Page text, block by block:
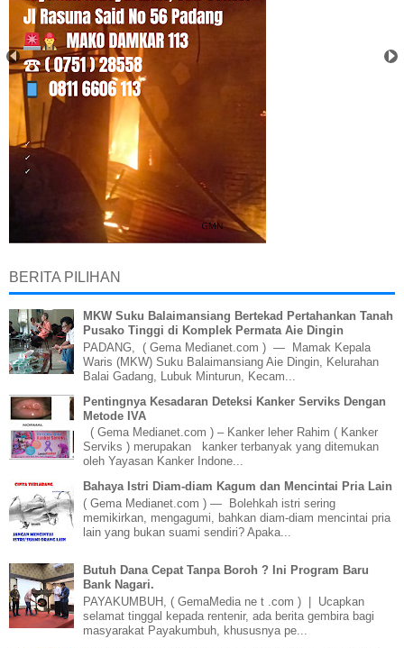
BERITA PILIHAN
MKW Suku Balaimansiang Bertekad Pertahankan Tanah
Pusako Tinggi di Komplek Permata Aie Dingin
PADANG, ( Gema Medianet.com ) — Mamak Kepala
Waris (MKW) Suku Balaimansiang Aie Dingin, Kelurahan
Balai Gadang, Lubuk Minturun, Kecam...
Pentingnya Kesadaran Deteksi Kanker Serviks Dengan
Metode IVA
( Gema Medianet.com ) – Kanker leher Rahim ( Kanker
Serviks ) merupakan kanker terbanyak yang ditemukan
oleh Yayasan Kanker Indone...
Bahaya Istri Diam-diam Kagum dan Mencintai Pria Lain
( Gema Medianet.com ) — Bolehkah istri sering
memikirkan, mengagumi, bahkan diam-diam mencintai pria
lain yang bukan suami sendiri? Apaka...
Butuh Dana Cepat Tanpa Boroh ? Ini Program Baru
Bank Nagari.
PAYAKUMBUH, ( GemaMedia ne t .com ) | Ucapkan
selamat tinggal kepada rentenir, ada berita gembira bagi
masyarakat Payakumbuh, khususnya pe...